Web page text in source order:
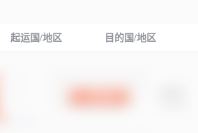
起运国/地区 目的国/地区